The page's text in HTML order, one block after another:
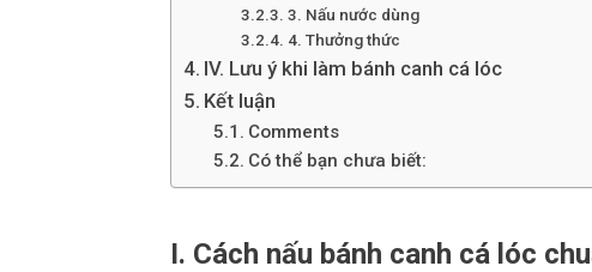
3. Nấu nước dùng
4. Thưởng thức
IV. Lưu ý khi làm bánh canh cá lóc
Kết luận
Comments
Có thể bạn chưa biết:
I. Cách nấu bánh canh cá lóc